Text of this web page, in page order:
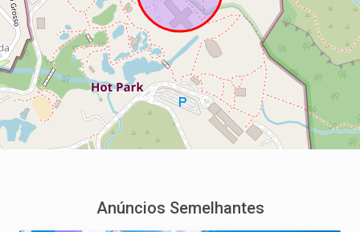
Anúncios Semelhantes